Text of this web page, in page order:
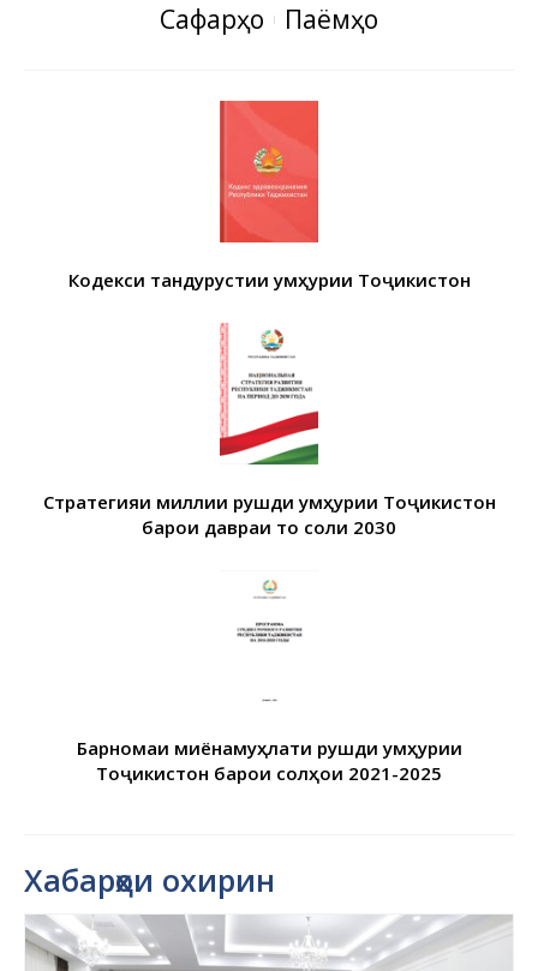
Сафарҳо
Паёмҳо
Кодекси тандурустии Ҷумҳурии Тоҷикистон
Стратегияи миллии рушди Ҷумҳурии Тоҷикистон
барои давраи то соли 2030
Барномаи миёнамуҳлати рушди Ҷумҳурии
Тоҷикистон барои солҳои 2021-2025
Хабарҳои охирин